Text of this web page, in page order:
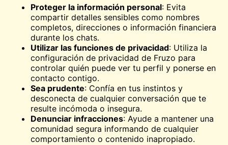
Proteger la información personal: Evita
compartir detalles sensibles como nombres
completos, direcciones o información financiera
durante los chats.
Utilizar las funciones de privacidad: Utiliza la
configuración de privacidad de Fruzo para
controlar quién puede ver tu perfil y ponerse en
contacto contigo.
Sea prudente: Confía en tus instintos y
desconecta de cualquier conversación que te
resulte incómoda o insegura.
Denunciar infracciones: Ayude a mantener una
comunidad segura informando de cualquier
comportamiento o contenido inapropiado.